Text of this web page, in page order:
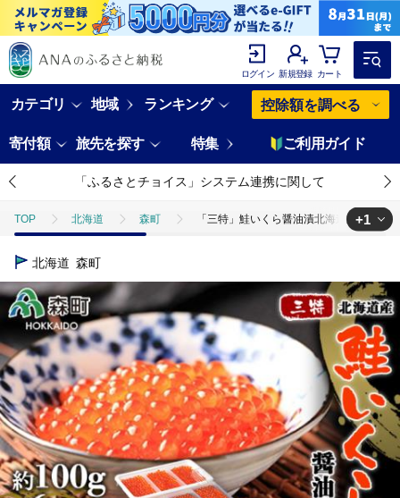
ログイン 新規登録 カート
カテゴリ 地域 ランキング 控除額を調べる
寄付額 旅先を探す 特集 ご利用ガイド
「ふるさとチョイス」システム連携に関して
TOP 北海道 森町 「三特」鮭いくら醤油漬北海道産（約
TOP
+1
北海道 森町